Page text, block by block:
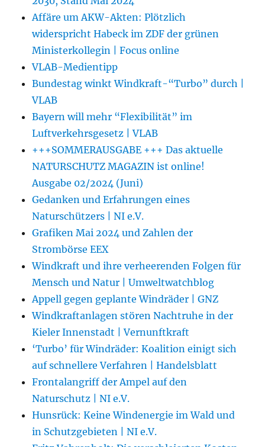
Affäre um AKW-Akten: Plötzlich
widerspricht Habeck im ZDF der grünen
Ministerkollegin | Focus online
VLAB-Medientipp
Bundestag winkt Windkraft-“Turbo” durch |
VLAB
Bayern will mehr “Flexibilität” im
Luftverkehrsgesetz | VLAB
+++SOMMERAUSGABE +++ Das aktuelle
NATURSCHUTZ MAGAZIN ist online!
Ausgabe 02/2024 (Juni)
Gedanken und Erfahrungen eines
Naturschützers | NI e.V.
Grafiken Mai 2024 und Zahlen der
Strombörse EEX
Windkraft und ihre verheerenden Folgen für
Mensch und Natur | Umweltwatchblog
Appell gegen geplante Windräder | GNZ
Windkraftanlagen stören Nachtruhe in der
Kieler Innenstadt | Vernunftkraft
‘Turbo’ für Windräder: Koalition einigt sich
auf schnellere Verfahren | Handelsblatt
Frontalangriff der Ampel auf den
Naturschutz | NI e.V.
Hunsrück: Keine Windenergie im Wald und
in Schutzgebieten | NI e.V.